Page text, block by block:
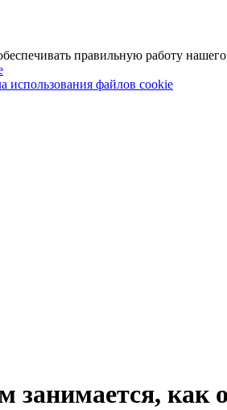
правильную работу нашего
использования файлов cookie
занимается, как